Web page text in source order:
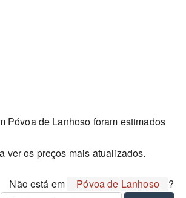
Póvoa de Lanhoso foram estimados
ver os preços mais atualizados.
Não está em Póvoa de Lanhoso ?